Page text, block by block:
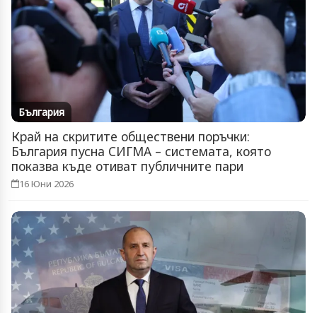
България
Край на скритите обществени поръчки:
България пусна СИГМА – системата, която
показва къде отиват публичните пари
16 Юни 2026